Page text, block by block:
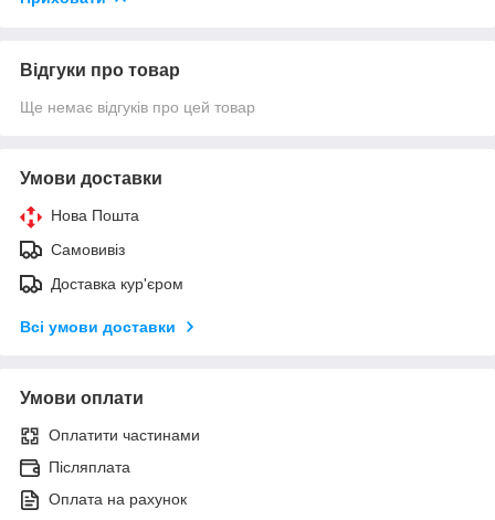
Відгуки про товар
Ще немає відгуків про цей товар
Умови доставки
Нова Пошта
Самовивіз
Доставка кур'єром
Всі умови доставки
Умови оплати
Оплатити частинами
Післяплата
Оплата на рахунок